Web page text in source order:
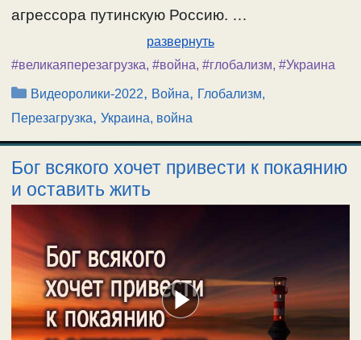
агрессора путинскую Россию. …
развернуть
#великаяперезагрузка, #война, #глобализм, #Украина
Рубрики
Видеоролики-2022, Война, Глобализм,
Перезагрузка, Украина, война
Бог всякого хочет привести к покаянию
и оставить жить